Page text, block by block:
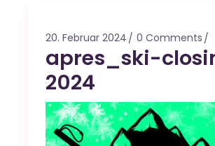
20. Februar 2024 0 Comments
apres_ski-
2024